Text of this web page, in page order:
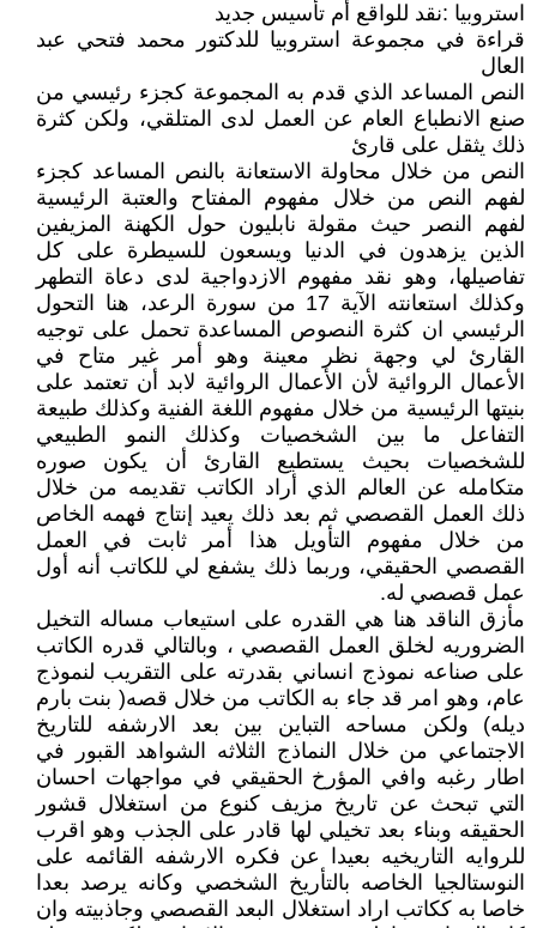
استروبيا :نقد للواقع أم تأسيس جديد
قراءة في مجموعة استروبيا للدكتور محمد فتحي عبد
العال
النص المساعد الذي قدم به المجموعة كجزء رئيسي من
صنع الانطباع العام عن العمل لدى المتلقي، ولكن كثرة
ذلك يثقل على قارئ
النص من خلال محاولة الاستعانة بالنص المساعد كجزء
لفهم النص من خلال مفهوم المفتاح والعتبة الرئيسية
لفهم النصر حيث مقولة نابليون حول الكهنة المزيفين
الذين يزهدون في الدنيا ويسعون للسيطرة على كل
تفاصيلها، وهو نقد مفهوم الازدواجية لدى دعاة التطهر
وكذلك استعانته الآية 17 من سورة الرعد، هنا التحول
الرئيسي ان كثرة النصوص المساعدة تحمل على توجيه
القارئ لي وجهة نظر معينة وهو أمر غير متاح في
الأعمال الروائية لأن الأعمال الروائية لابد أن تعتمد على
بنيتها الرئيسية من خلال مفهوم اللغة الفنية وكذلك طبيعة
التفاعل ما بين الشخصيات وكذلك النمو الطبيعي
للشخصيات بحيث يستطيع القارئ أن يكون صوره
متكامله عن العالم الذي أراد الكاتب تقديمه من خلال
ذلك العمل القصصي ثم بعد ذلك يعيد إنتاج فهمه الخاص
من خلال مفهوم التأويل هذا أمر ثابت في العمل
القصصي الحقيقي، وربما ذلك يشفع لي للكاتب أنه أول
عمل قصصي له.
مأزق الناقد هنا هي القدره على استيعاب مساله التخيل
الضروريه لخلق العمل القصصي ، وبالتالي قدره الكاتب
على صناعه نموذج انساني بقدرته على التقريب لنموذج
عام، وهو امر قد جاء به الكاتب من خلال قصه( بنت بارم
ديله) ولكن مساحه التباين بين بعد الارشفه للتاريخ
الاجتماعي من خلال النماذج الثلاثه الشواهد القبور في
اطار رغبه وافي المؤرخ الحقيقي في مواجهات احسان
التي تبحث عن تاريخ مزيف كنوع من استغلال قشور
الحقيقه وبناء بعد تخيلي لها قادر على الجذب وهو اقرب
للروايه التاريخيه بعيدا عن فكره الارشفه القائمه على
النوستالجيا الخاصه بالتأريخ الشخصي وكانه يرصد بعدا
خاصا به ككاتب اراد استغلال البعد القصصي وجاذبيته وان